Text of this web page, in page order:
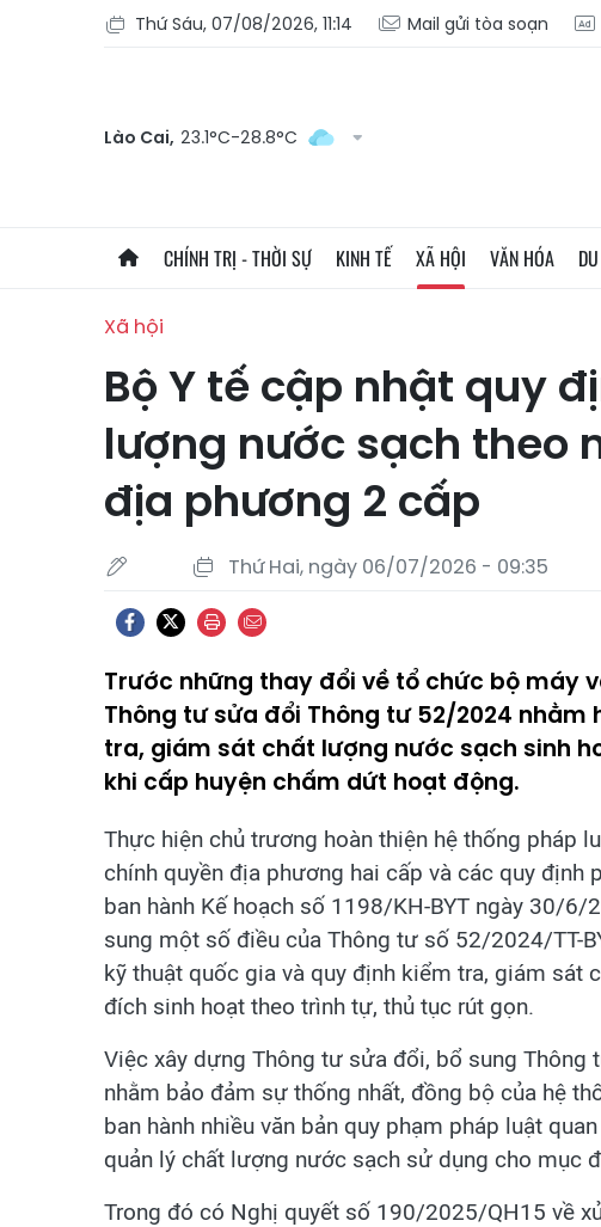
Thứ Sáu, 07/08/2026, 11:14 Mail gửi tòa soạn
Lào Cai, 23.1°C-28.8°C
CHÍNH TRỊ - THỜI SỰ KINH TẾ XÃ HỘI VĂN HÓA
Xã hội
Bộ Y tế cập nhật quy
lượng nước sạch theo
địa phương 2 cấp
Thứ Hai, ngày 06/07/2026 - 09:35
Trước những thay đổi về tổ chức bộ máy
Thông tư sửa đổi Thông tư 52/2024
tra, giám sát chất lượng nước sạch sinh
khi cấp huyện chấm dứt hoạt động.
Thực hiện chủ trương hoàn thiện hệ thống pháp
chính quyền địa phương hai cấp và các quy định
ban hành Kế hoạch số 1198/KH-BYT ngày 30/
sung một số điều của Thông tư số 52/2024/TT-
kỹ thuật quốc gia và quy định kiểm tra, giám
đích sinh hoạt theo trình tự, thủ tục rút gọn.
Việc xây dựng Thông tư sửa đổi, bổ sung
nhằm bảo đảm sự thống nhất, đồng bộ của hệ
ban hành nhiều văn bản quy phạm pháp luật
quản lý chất lượng nước sạch sử dụng cho mục
Trong đó có Nghị quyết số 190/2025/QH15 về